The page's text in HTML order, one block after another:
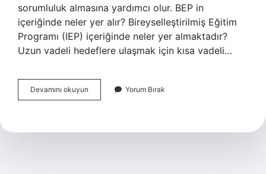
sorumluluk almasına yardımcı olur. BEP in
içeriğinde neler yer alır? Bireyselleştirilmiş Eğitim
Programı (IEP) içeriğinde neler yer almaktadır?
Uzun vadeli hedeflere ulaşmak için kısa vadeli…
Devamını okuyun Bireyselleştirilmiş
Eğitim
Nelerdir
Yorum Bırak